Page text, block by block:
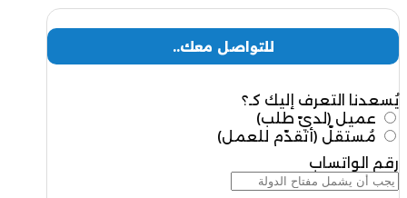
للتواصل معك..
يُسعدنا التعرف إليك كـ؟
عميل (لديّ طلب)
مُستقلّ (أتقدّم للعمل)
رقم الواتساب